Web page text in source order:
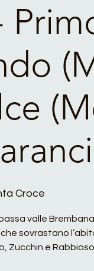
Croce
valle
sovrastano
Zucchin e Rabbioso.